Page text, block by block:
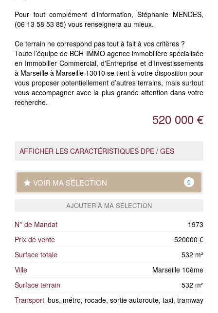
Pour tout complément d’information, Stéphanie MENDES,
(06 13 58 53 85) vous renseignera au mieux.
Ce terrain ne correspond pas tout à fait à vos critères ?
Toute l’équipe de BCH IMMO agence immobilière spécialisée
en Immobilier Commercial, d'Entreprise et d’Investissements
à Marseille à Marseille 13010 se tient à votre disposition pour
vous proposer potentiellement d’autres terrains, mais surtout
vous accompagner avec la plus grande attention dans votre
recherche.
520 000 €
AFFICHER LES CARACTÉRISTIQUES DPE / GES
VOIR MA SÉLECTION 0
AJOUTER À MA SÉLECTION
N° de Mandat
1973
Prix de vente
520000 €
Surface totale
532 m²
Ville
Marseille 10ème
Surface terrain
532 m²
Transport bus, métro, rocade, sortie autoroute, taxi, tramway